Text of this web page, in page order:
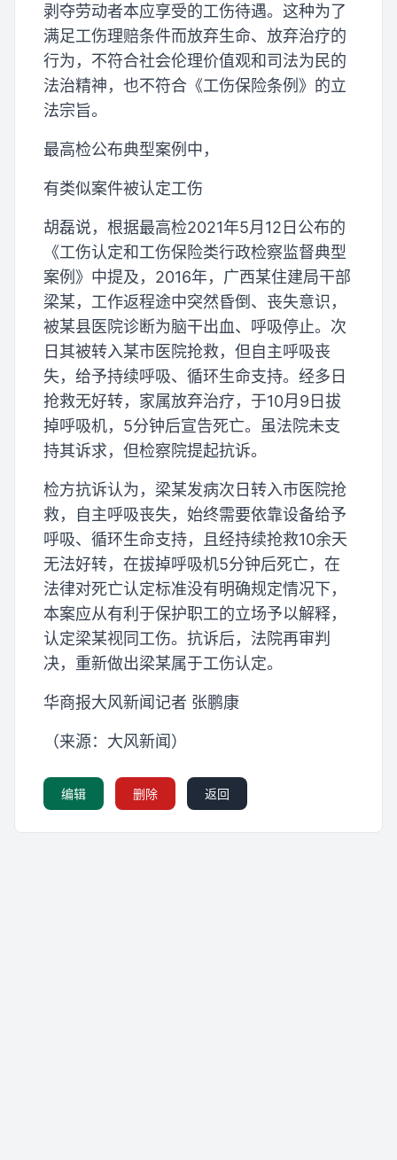
剥夺劳动者本应享受的工伤待遇。这种为了
满足工伤理赔条件而放弃生命、放弃治疗的
行为，不符合社会伦理价值观和司法为民的
法治精神，也不符合《工伤保险条例》的立
法宗旨。
最高检公布典型案例中，
有类似案件被认定工伤
胡磊说，根据最高检2021年5月12日公布的
《工伤认定和工伤保险类行政检察监督典型
案例》中提及，2016年，广西某住建局干部
梁某，工作返程途中突然昏倒、丧失意识，
被某县医院诊断为脑干出血、呼吸停止。次
日其被转入某市医院抢救，但自主呼吸丧
失，给予持续呼吸、循环生命支持。经多日
抢救无好转，家属放弃治疗，于10月9日拔
掉呼吸机，5分钟后宣告死亡。虽法院未支
持其诉求，但检察院提起抗诉。
检方抗诉认为，梁某发病次日转入市医院抢
救，自主呼吸丧失，始终需要依靠设备给予
呼吸、循环生命支持，且经持续抢救10余天
无法好转，在拔掉呼吸机5分钟后死亡，在
法律对死亡认定标准没有明确规定情况下，
本案应从有利于保护职工的立场予以解释，
认定梁某视同工伤。抗诉后，法院再审判
决，重新做出梁某属于工伤认定。
华商报大风新闻记者 张鹏康
（来源：大风新闻）
编辑 删除 返回